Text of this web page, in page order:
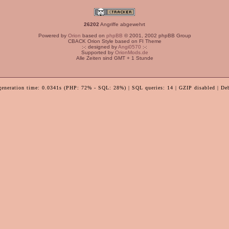
26202 Angriffe abgewehrt
Powered by Orion based on phpBB © 2001, 2002 phpBB Group
CBACK Orion Style based on FI Theme
:-: designed byAngi0570 :-:
Supported by OrionMods.de
Alle Zeiten sind GMT + 1 Stunde
time: 0.0341s (PHP: 72% - SQL: 28%) | SQL queries: 14 | GZIP disabled |